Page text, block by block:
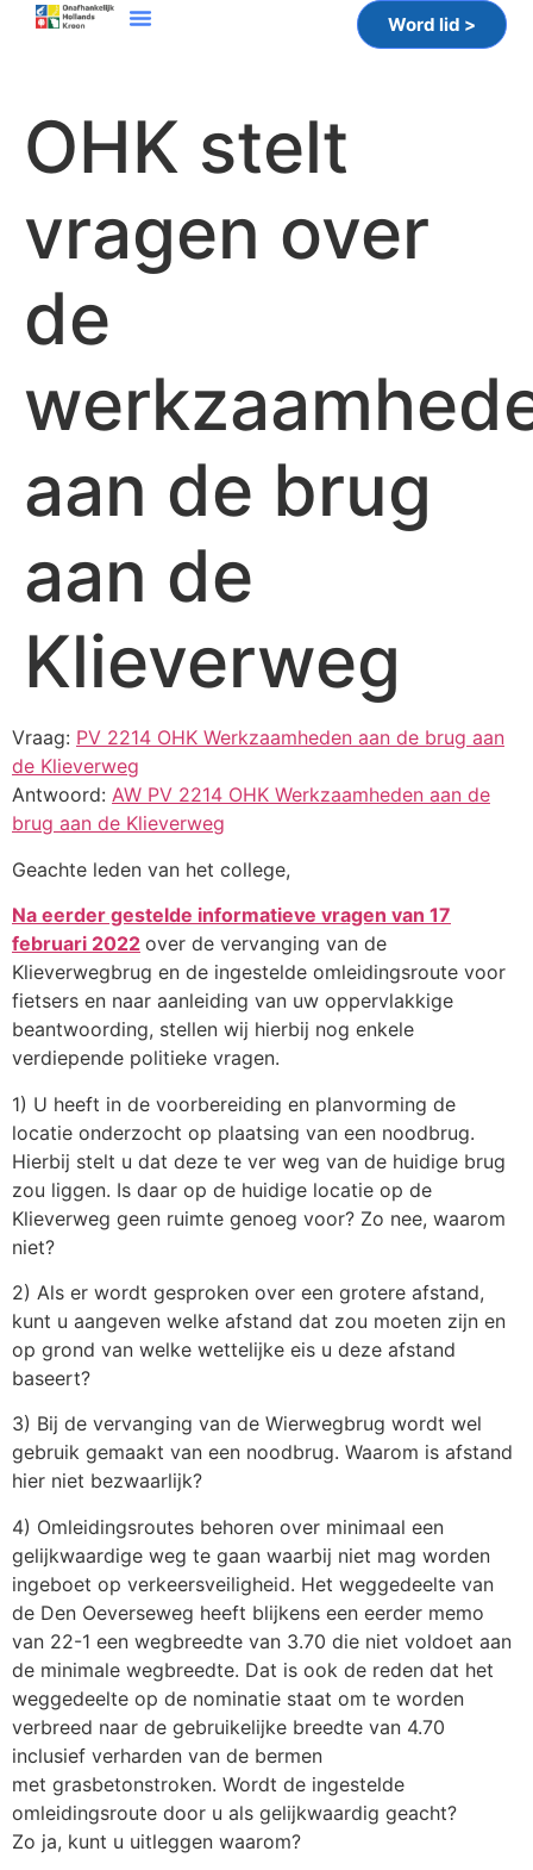
Word lid >
OHK stelt
vragen over
de
aan de brug
aan de
Klieverweg
Vraag: PV 2214 OHK Werkzaamheden aan de brug aan
de Klieverweg
Antwoord: AW PV 2214 OHK Werkzaamheden aan de
brug aan de Klieverweg
Geachte leden van het college,
Na eerder gestelde informatieve vragen van 17
februari 2022 over de vervanging van de
Klieverwegbrug en de ingestelde omleidingsroute voor
fietsers en naar aanleiding van uw oppervlakkige
beantwoording, stellen wij hierbij nog enkele
verdiepende politieke vragen.
1) U heeft in de voorbereiding en planvorming de
locatie onderzocht op plaatsing van een noodbrug.
Hierbij stelt u dat deze te ver weg van de huidige brug
zou liggen. Is daar op de huidige locatie op de
Klieverweg geen ruimte genoeg voor? Zo nee, waarom
niet?
2) Als er wordt gesproken over een grotere afstand,
kunt u aangeven welke afstand dat zou moeten zijn en
op grond van welke wettelijke eis u deze afstand
baseert?
3) Bij de vervanging van de Wierwegbrug wordt wel
gebruik gemaakt van een noodbrug. Waarom is afstand
hier niet bezwaarlijk?
4) Omleidingsroutes behoren over minimaal een
gelijkwaardige weg te gaan waarbij niet mag worden
ingeboet op verkeersveiligheid. Het weggedeelte van
de Den Oeverseweg heeft blijkens een eerder memo
van 22-1 een wegbreedte van 3.70 die niet voldoet aan
de minimale wegbreedte. Dat is ook de reden dat het
weggedeelte op de nominatie staat om te worden
verbreed naar de gebruikelijke breedte van 4.70
inclusief verharden van de bermen
met grasbetonstroken. Wordt de ingestelde
omleidingsroute door u als gelijkwaardig geacht?
Zo ja, kunt u uitleggen waarom?